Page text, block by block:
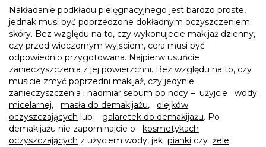
Nakładanie podkładu pielęgnacyjnego jest bardzo proste,
jednak musi być poprzedzone dokładnym oczyszczeniem
skóry. Bez względu na to, czy wykonujecie makijaż dzienny,
czy przed wieczornym wyjściem, cera musi być
odpowiednio przygotowana. Najpierw usuńcie
zanieczyszczenia z jej powierzchni. Bez względu na to, czy
musicie zmyć poprzedni makijaż, czy jedynie
zanieczyszczenia i nadmiar sebum po nocy – użyjcie
wody
micelarnej, masła do demakijażu,
olejków
oczyszczających lub galaretek do demakijażu. Po
demakijażu nie zapominajcie o
kosmetykach
oczyszczających z użyciem wody, jak pianki czy żele.